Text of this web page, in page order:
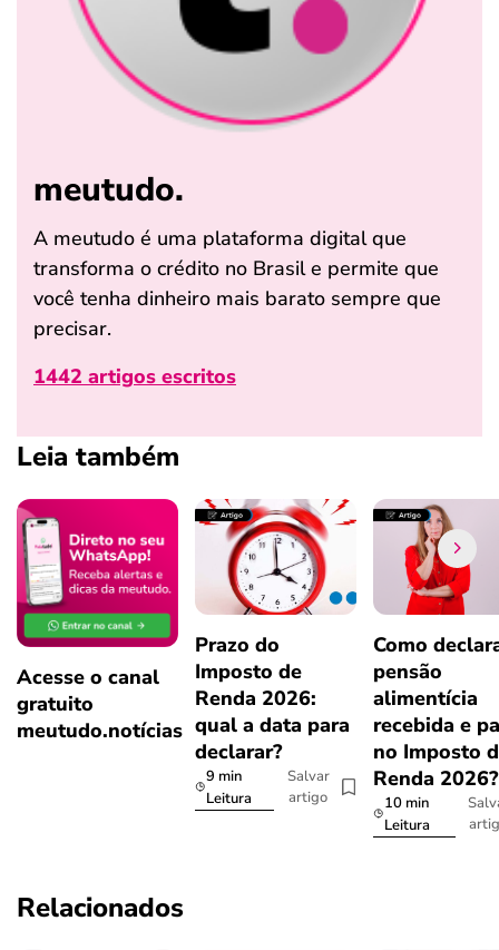
meutudo.
A meutudo é uma plataforma digital que
transforma o crédito no Brasil e permite que
você tenha dinheiro mais barato sempre que
precisar.
1442 artigos escritos
Leia também
Acesse o canal
gratuito
meutudo.notícias
Prazo do
Imposto de
Renda 2026:
qual a data para
declarar?
9 min
Leitura
Salvar
artigo
Como
pensão
alimentícia
recebida e
no Imposto
Renda
10 min
Leitura
Relacionados